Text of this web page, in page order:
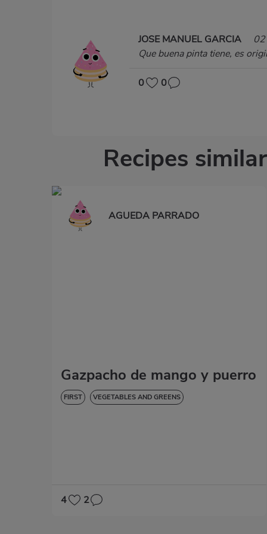
JOSE MANUEL GARCIA
Que buena pinta tiene, es
0 0
Recipes
AGUEDA PARRADO
Gazpacho de mango y puerro
FIRST VEGETABLES AND GREENS
4 2